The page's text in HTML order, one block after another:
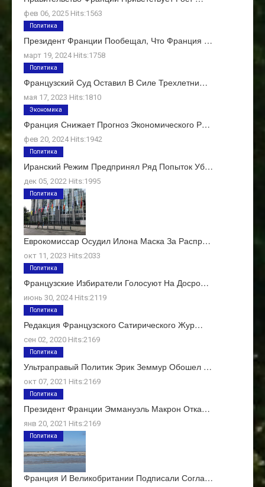
фев 06, 2025 Hits:1563
Президент Франции Пообещал, Что Франция …
март 19, 2024 Hits:1758
Политика
Французский Суд Оставил В Силе Трехлетни…
мая 17, 2023 Hits:1810
Политика
Франция Снижает Прогноз Экономического Р…
фев 20, 2024 Hits:1942
Экономика
Иранский Режим Предпринял Ряд Попыток Уб…
дек 05, 2022 Hits:1995
Политика
Еврокомиссар Осудил Илона Маска За Распр…
окт 11, 2023 Hits:2033
Политика
Французские Избиратели Голосуют На Досро…
июнь 30, 2024 Hits:2119
Политика
Редакция Французского Сатирического Жур…
сен 02, 2020 Hits:2169
Политика
Ультраправый Политик Эрик Земмур Обошел …
окт 07, 2021 Hits:2169
Политика
Президент Франции Эммануэль Макрон Отка…
янв 20, 2021 Hits:2169
Политика
Франция И Великобритании Подписали Согла…
Политика